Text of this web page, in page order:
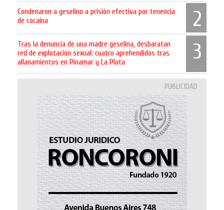
Condenaron a geselino a prisión efectiva por tenencia
de cocaína
2
Tras la denuncia de una madre geselina, desbaratan
red de explotación sexual: cuatro aprehendidos tras
allanamientos en Pinamar y La Plata
3
PUBLICIDAD